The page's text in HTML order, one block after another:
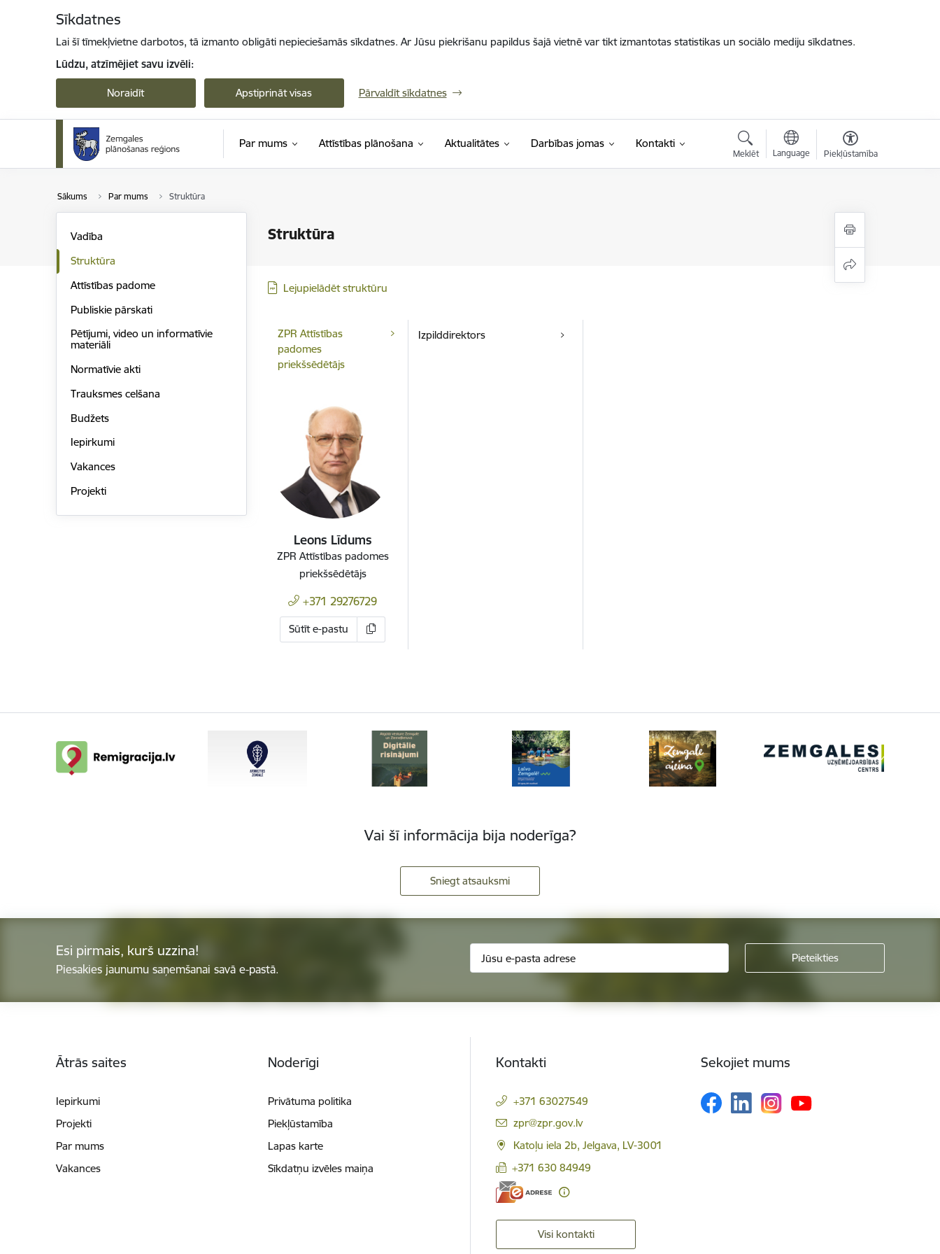
Sīkdatnes
Lai šī tīmekļvietne darbotos, tā izmanto obligāti nepieciešamās sīkdatnes. Ar Jūsu piekrišanu papildus šajā vietnē var tikt izmantotas statistikas un sociālo mediju sīkdatnes.
Lūdzu, atzīmējiet savu izvēli:
Noraidīt Apstiprināt visas Pārvaldīt sīkdatnes
Par mums Attīstības plānošana Aktualitātes Darbības jomas Kontakti
Meklēt Language Piekļūstamība
Sākums Par mums Struktūra
Struktūra
Vadība
Struktūra
Attīstības padome
Publiskie pārskati
Pētījumi, video un informatīvie
materiāli
Normatīvie akti
Trauksmes celšana
Budžets
Iepirkumi
Vakances
Projekti
Lejupielādēt struktūru
ZPR Attīstības
padomes
priekšsēdētājs
Leons Līdums
ZPR Attīstības padomes
priekšsēdētājs
+371 29276729
Sūtīt e-pastu
Izpilddirektors
Vai šī informācija bija noderīga?
Sniegt atsauksmi
Esi pirmais, kurš uzzina!
Piesakies jaunumu saņemšanai savā e-pastā.
Ātrās saites
Iepirkumi
Projekti
Par mums
Vakances
Noderīgi
Privātuma politika
Piekļūstamība
Lapas karte
Sīkdatņu izvēles maiņa
Kontakti
+371 63027549
E-pasts:
zpr@zpr.gov.lv
Katoļu iela 2b, Jelgava, LV-3001
+371 630 84949
Visi kontakti
Sekojiet mums